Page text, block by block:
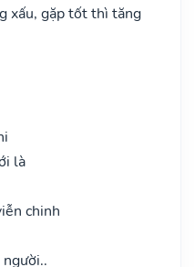
xấu, gặp tốt thì tăng
là
chinh